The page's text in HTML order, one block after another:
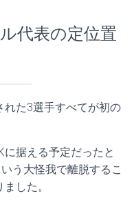
代表の定位置
れた3選手すべてが初の
据える予定だったと
う大怪我で離脱するこ
した。